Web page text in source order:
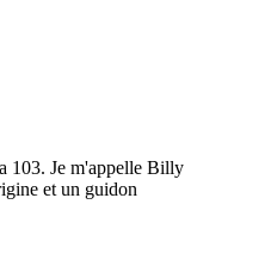
103. Je m'appelle Billy
et un guidon